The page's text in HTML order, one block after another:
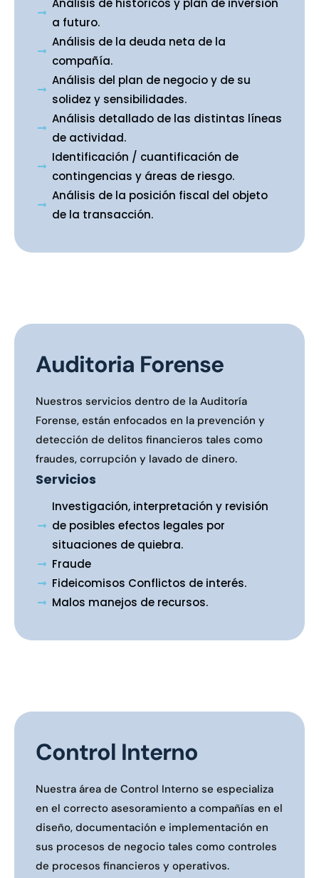
Análisis de históricos y plan de inversión
a futuro.
Análisis de la deuda neta de la
compañía.
Análisis del plan de negocio y de su
solidez y sensibilidades.
Análisis detallado de las distintas líneas
de actividad.
Identificación / cuantificación de
contingencias y áreas de riesgo.
Análisis de la posición fiscal del objeto
de la transacción.
Auditoria Forense
Nuestros servicios dentro de la Auditoría
Forense, están enfocados en la prevención y
detección de delitos financieros tales como
fraudes, corrupción y lavado de dinero.
Servicios
Investigación, interpretación y revisión
de posibles efectos legales por
situaciones de quiebra.
Fraude
Fideicomisos Conflictos de interés.
Malos manejos de recursos.
Control Interno
Nuestra área de Control Interno se especializa
en el correcto asesoramiento a compañías en el
diseño, documentación e implementación en
sus procesos de negocio tales como controles
de procesos financieros y operativos.
ALC
Servicios